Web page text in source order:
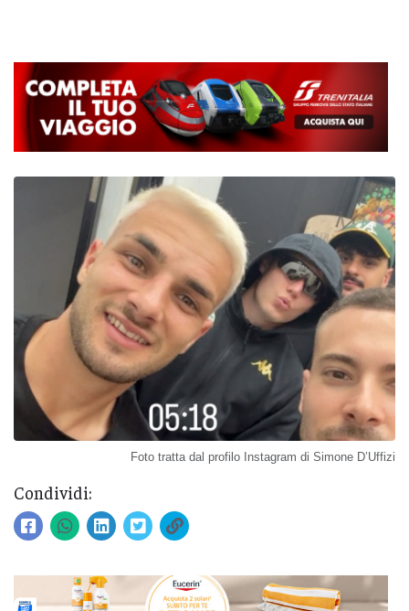
Foto tratta dal profilo Instagram di Simone D’Uffizi
Condividi: